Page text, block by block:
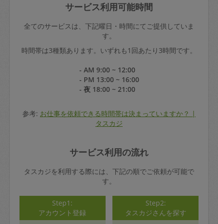
サービス利用可能時間
全てのサービスは、下記曜日・時間にてご提供していま
す。
時間帯は3種類あります。いずれも1回あたり3時間です。
- AM 9:00 ~ 12:00
- PM 13:00 ~ 16:00
- 夜 18:00 ~ 21:00
参考: お仕事を依頼できる時間帯は決まっていますか？ |
タスカジ
サービス利用の流れ
タスカジを利用する際には、下記の順でご依頼が可能で
す。
Step1:
アカウント登録
Step2:
タスカジさんを探す